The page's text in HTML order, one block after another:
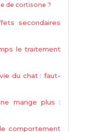
de cortisone ?
secondaires
le traitement
du chat : faut-
mange plus :
comportement